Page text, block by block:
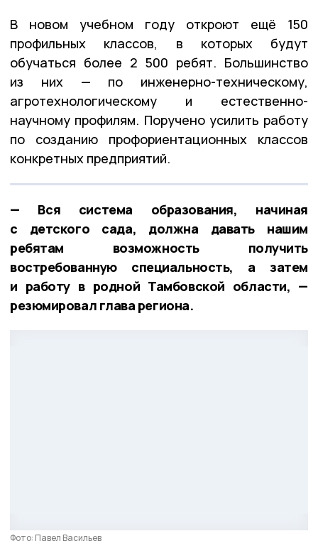
В новом учебном году откроют ещё 150
профильных классов, в которых будут
обучаться более 2 500 ребят. Большинство
из них — по инженерно-техническому,
агротехнологическому и естественно-
научному профилям. Поручено усилить работу
по созданию профориентационных классов
конкретных предприятий.
— Вся система образования, начиная
с детского сада, должна давать нашим
ребятам возможность получить
востребованную специальность, а затем
и работу в родной Тамбовской области, —
резюмировал глава региона.
Фото: Павел Васильев